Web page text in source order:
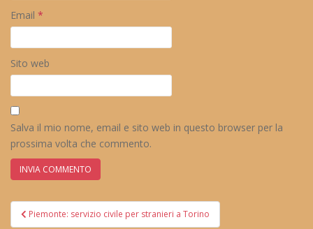
Email *
Sito web
Salva il mio nome, email e sito web in questo browser per la
prossima volta che commento.
Navigazione
Piemonte: servizio civile per stranieri a Torino